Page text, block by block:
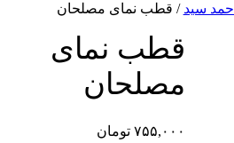
احمد سید / قطب نمای مصلحان
قطب نمای
مصلحان
۷۵۵,۰۰۰ تومان